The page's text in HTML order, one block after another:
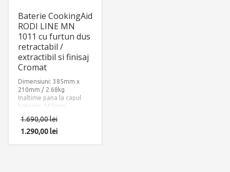
Baterie CookingAid
RODI LINE MN
1011 cu furtun dus
retractabil /
extractibil si finisaj
Cromat
Dimensiuni: 385mm x
210mm / 2.68kg
Inaltime pana la capul
bateriei: 165mm.
Finisaj: Crom.
Accesorii instalare
incluse: 2 x furtun
1.690,00lei
1.290,00lei